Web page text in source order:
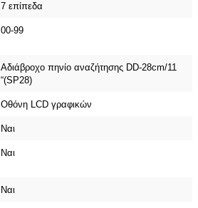
7 επίπεδα
00-99
Αδιάβροχο πηνίο αναζήτησης DD-28cm/11
“(SP28)
Οθόνη LCD γραφικών
Ναι
Ναι
Ναι